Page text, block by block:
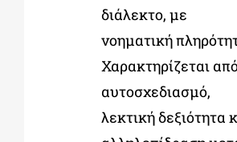
διάλεκτο, με
νοηματική
Χαρακτηρίζεται
αυτοσχεδιασμό,
λεκτική δεξιότητα